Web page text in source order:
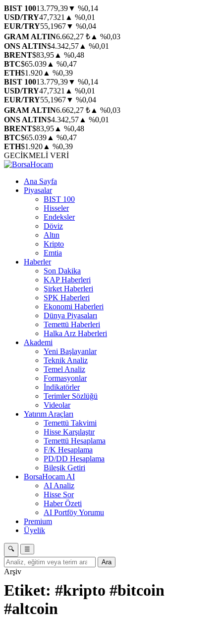
BIST 10013.779,39▼ %0,14
USD/TRY47,7321 ▲ %0,01
EUR/TRY55,1967▼ %0,04
GRAM ALTIN6.662,27 ₺ ▲ %0,03
ONS ALTIN$4.342,57 ▲ %0,01
BRENT$83,95 ▲ %0,48
BTC$65.039 ▲ %0,47
ETH$1.920 ▲ %0,39
BIST 10013.779,39▼ %0,14
USD/TRY47,7321 ▲ %0,01
EUR/TRY55,1967▼ %0,04
GRAM ALTIN6.662,27 ₺ ▲ %0,03
ONS ALTIN$4.342,57 ▲ %0,01
BRENT$83,95 ▲ %0,48
BTC$65.039 ▲ %0,47
ETH$1.920 ▲ %0,39
GECİKMELİ VERİ
Ana Sayfa
Piyasalar
BIST 100
Hisseler
Endeksler
Döviz
Altın
Kripto
Emtia
Haberler
Son Dakika
KAP Haberleri
Şirket Haberleri
SPK Haberleri
Ekonomi Haberleri
Dünya Piyasaları
Temettü Haberleri
Halka Arz Haberleri
Akademi
Yeni Başlayanlar
Teknik Analiz
Temel Analiz
Formasyonlar
İndikatörler
Terimler Sözlüğü
Videolar
Yatırım Araçları
Temettü Takvimi
Hisse Karşılaştır
Temettü Hesaplama
F/K Hesaplama
PD/DD Hesaplama
Bileşik Getiri
BorsaHocam AI
AI Analiz
Hisse Sor
Haber Özeti
AI Portföy Yorumu
Premium
Üyelik
🔍
☰
Ara
Arşiv
Etiket: #kripto #bitcoin
#altcoin